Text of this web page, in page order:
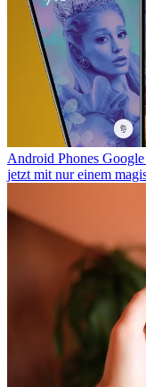
Android Phones
jetzt mit nur einem